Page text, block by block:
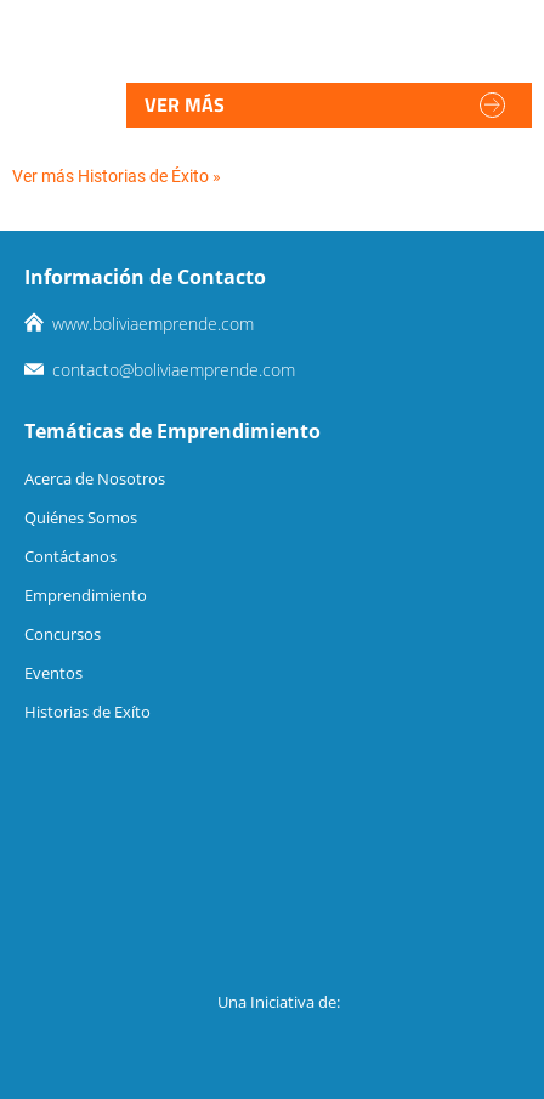
VER MÁS
Ver más Historias de Éxito »
Información de Contacto
www.boliviaemprende.com
contacto@boliviaemprende.com
Temáticas de Emprendimiento
Acerca de Nosotros
Quiénes Somos
Contáctanos
Emprendimiento
Concursos
Eventos
Historias de Exíto
Una Iniciativa de: